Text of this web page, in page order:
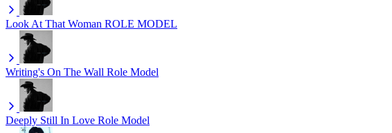
Look At That Woman ROLE MODEL
Writing's On The Wall Role Model
Deeply Still In Love Role Model